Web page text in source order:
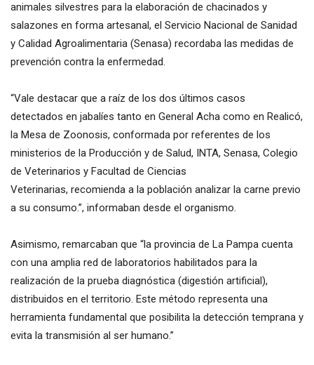
animales silvestres para la elaboración de chacinados y
salazones en forma artesanal, el Servicio Nacional de Sanidad
y Calidad Agroalimentaria (Senasa) recordaba las medidas de
prevención contra la enfermedad.
“Vale destacar que a raíz de los dos últimos casos
detectados en jabalíes tanto en General Acha como en Realicó,
la Mesa de Zoonosis, conformada por referentes de los
ministerios de la Producción y de Salud, INTA, Senasa, Colegio
de Veterinarios y Facultad de Ciencias
Veterinarias, recomienda a la población analizar la carne previo
a su consumo.”, informaban desde el organismo.
Asimismo, remarcaban que “la provincia de La Pampa cuenta
con una amplia red de laboratorios habilitados para la
realización de la prueba diagnóstica (digestión artificial),
distribuidos en el territorio. Este método representa una
herramienta fundamental que posibilita la detección temprana y
evita la transmisión al ser humano.”